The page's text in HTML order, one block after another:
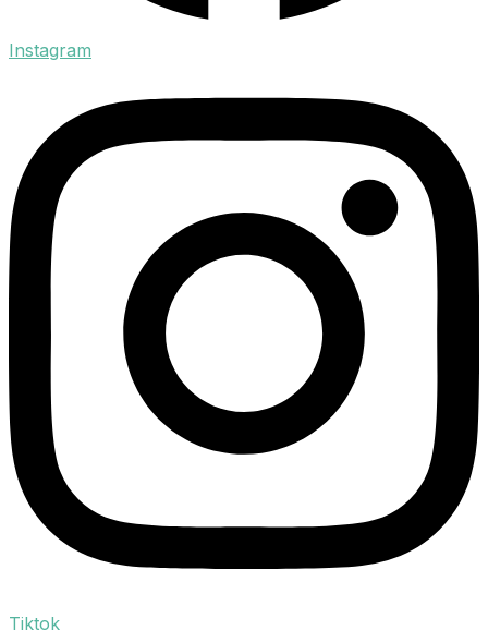
Instagram
Tiktok